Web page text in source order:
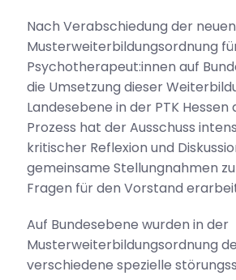
Nach Verabschiedung der neuen
Musterweiterbildungsordnung
Psychotherapeut:innen auf
die Umsetzung dieser
Landesebene in der PTK Hessen
Prozess hat der Ausschuss
kritischer Reflexion und
gemeinsame Stellungnahmen
Fragen für den Vorstand
Auf Bundesebene wurden in der
Musterweiterbildungsordnung
verschiedene spezielle